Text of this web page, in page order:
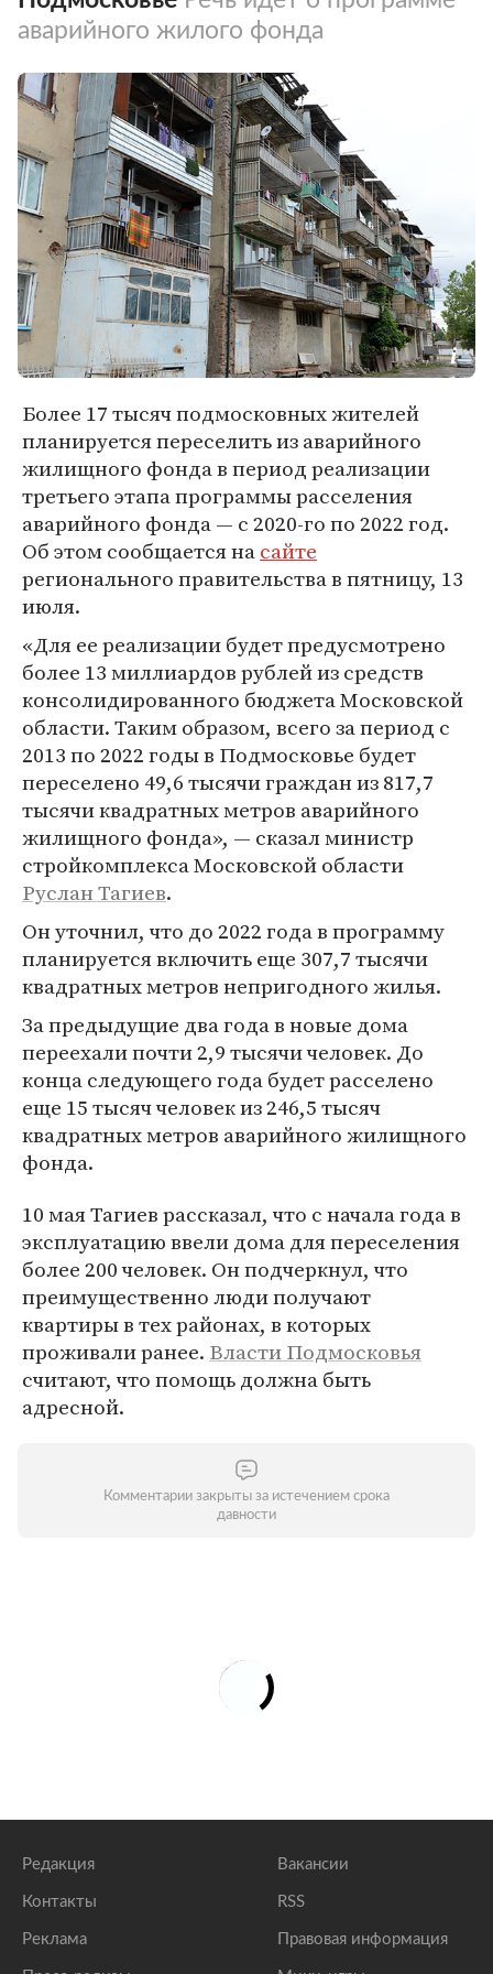
аварийного жилого фонда
Более 17 тысяч подмосковных жителей
планируется переселить из аварийного
жилищного фонда в период реализации
третьего этапа программы расселения
аварийного фонда — с 2020-го по 2022 год.
Об этом сообщается насайте
регионального правительства в пятницу, 13
июля.
«Для ее реализации будет предусмотрено
более 13 миллиардов рублей из средств
консолидированного бюджета Московской
области. Таким образом, всего за период с
2013 по 2022 годы в Подмосковье будет
переселено 49,6 тысячи граждан из 817,7
тысячи квадратных метров аварийного
жилищного фонда», — сказал министр
стройкомплекса Московской области
Руслан Тагиев.
Он уточнил, что до 2022 года в программу
планируется включить еще 307,7 тысячи
квадратных метров непригодного жилья.
За предыдущие два года в новые дома
переехали почти 2,9 тысячи человек. До
конца следующего года будет расселено
еще 15 тысяч человек из 246,5 тысяч
квадратных метров аварийного жилищного
фонда.
10 мая Тагиев рассказал, что с начала года в
эксплуатацию ввели дома для переселения
более 200 человек. Он подчеркнул, что
преимущественно люди получают
квартиры в тех районах, в которых
проживали ранее. Власти Подмосковья
считают, что помощь должна быть
адресной.
Комментарии закрыты за истечением срока
давности
Редакция
Контакты
Реклама
Вакансии
RSS
Правовая информация